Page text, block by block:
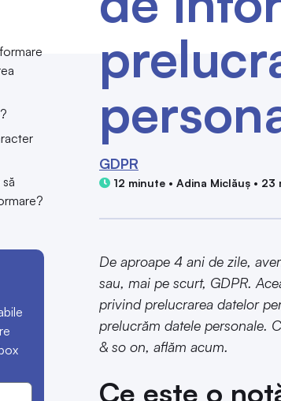
GDPR
12 minute • Adina Miclăuș •
De aproape 4 ani de zile,
sau, mai pe scurt, GDPR.
privind prelucrarea datelor
prelucrăm datele personale.
& so on, aflăm acum.
Ce este o